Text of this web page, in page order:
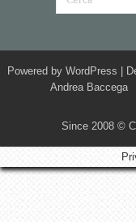
Powered by WordPress |
Andrea Baccega
Since 2008 ©